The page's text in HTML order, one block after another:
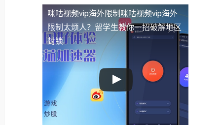
咪咕视频vip海外限制 咪咕视频vip海外
限制太烦人？留学生教你一招破解地区
封锁